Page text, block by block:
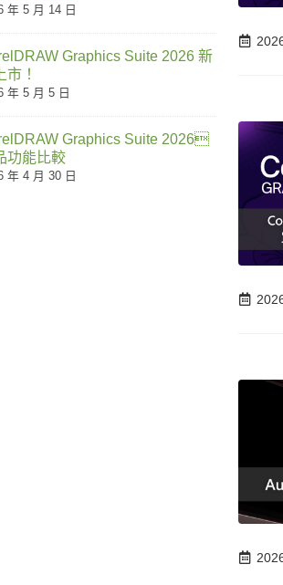
年 5 月 14 日
Graphics Suite 2026 新
市！
年 5 月 5 日
Graphics Suite 2026
功能比較
年 4 月 30 日